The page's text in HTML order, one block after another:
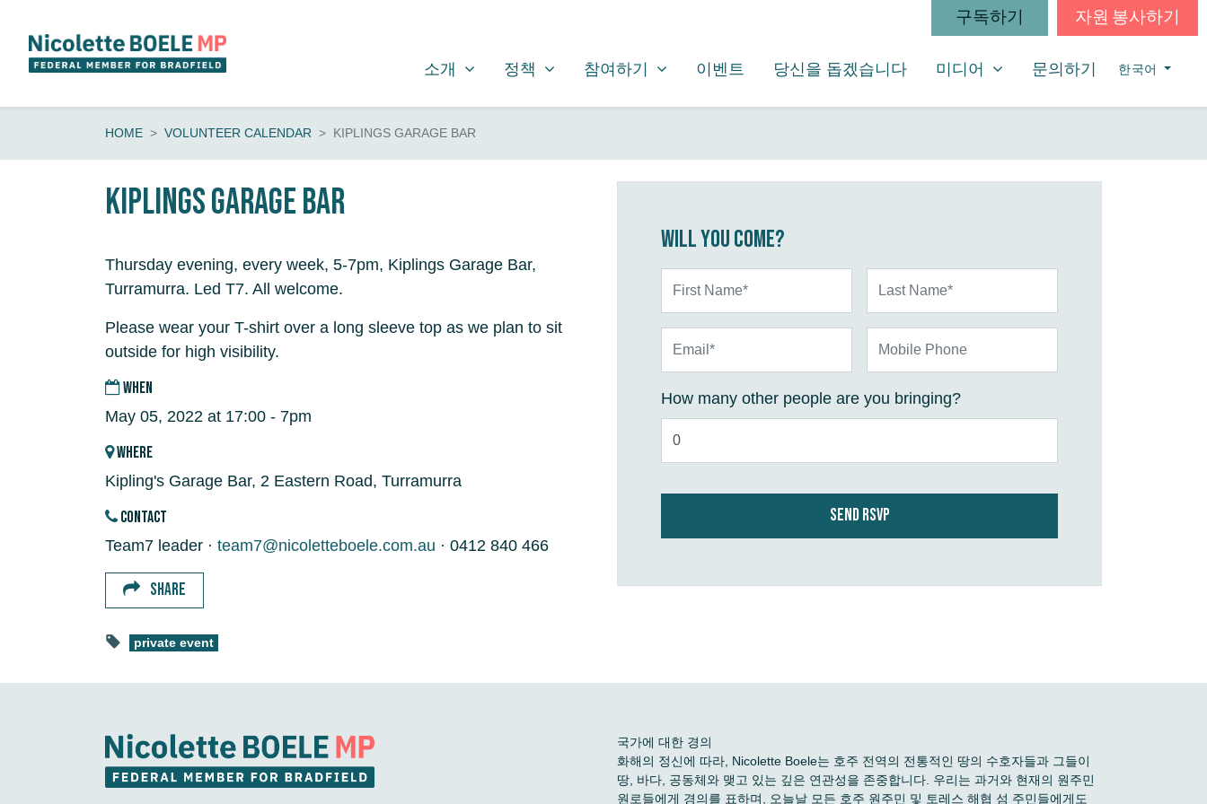
구독하기 자원 봉사하기
소개
SHOW SUBMENU FOR
소개 정책
SHOW SUBMENU FOR
정책 참여하기
SHOW SUBMENU FOR
참여하기 이벤트 당신을 돕겠습니다 미디어
SHOW SUBMENU FOR
미디어 문의하기 한국어
HOME VOLUNTEER CALENDAR KIPLINGS GARAGE BAR
Kiplings Garage Bar
Thursday evening, every week, 5-7pm, Kiplings Garage Bar,
Turramurra. Led T7. All welcome.
Please wear your T-shirt over a long sleeve top as we plan to sit
outside for high visibility.
WHEN
May 05, 2022 at 17:00 - 7pm
WHERE
Kipling's Garage Bar, 2 Eastern Road, Turramurra
CONTACT
Team7 leader · team7@nicoletteboele.com.au · 0412 840 466
SHARE
private event
Will you come?
How many other people are you bringing?
국가에 대한 경의
화해의 정신에 따라, Nicolette Boele는 호주 전역의 전통적인 땅의 수호자들과 그들이
땅, 바다, 공동체와 맺고 있는 깊은 연관성을 존중합니다. 우리는 과거와 현재의 원주민
원로들에게 경의를 표하며, 오늘날 모든 호주 원주민 및 토레스 해협 섬 주민들에게도